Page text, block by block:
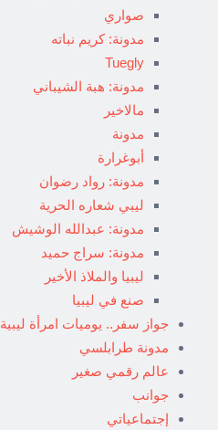
صواري
مدونة: كريم نباته
Tuegly
مدونة: هبة الشيباني
مالاخير
مدونة
أبوغرارة
مدونة: رواد رضوان
ليبي شعاره الحرية
مدونة: عبدالله الوشيش
مدونة: سراج حميد
ليبيا والملاذ الأخير
صنع في ليبيا
جواز سفر.. يوميات امرأة ليبية
مدونة طرابلسي
عالم رقمي صغير
جوانب
إجتماعياتي